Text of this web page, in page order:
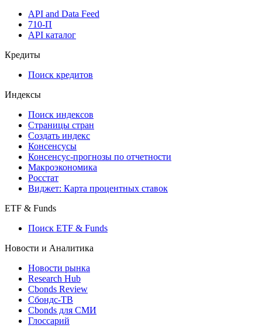
API and Data Feed
710-П
API каталог
Кредиты
Поиск кредитов
Индексы
Поиск индексов
Страницы стран
Создать индекс
Консенсусы
Консенсус-прогнозы по отчетности
Макроэкономика
Росстат
Виджет: Карта процентных ставок
ETF & Funds
Поиск ETF & Funds
Новости и Аналитика
Новости рынка
Research Hub
Cbonds Review
Сбондс-ТВ
Cbonds для СМИ
Глоссарий